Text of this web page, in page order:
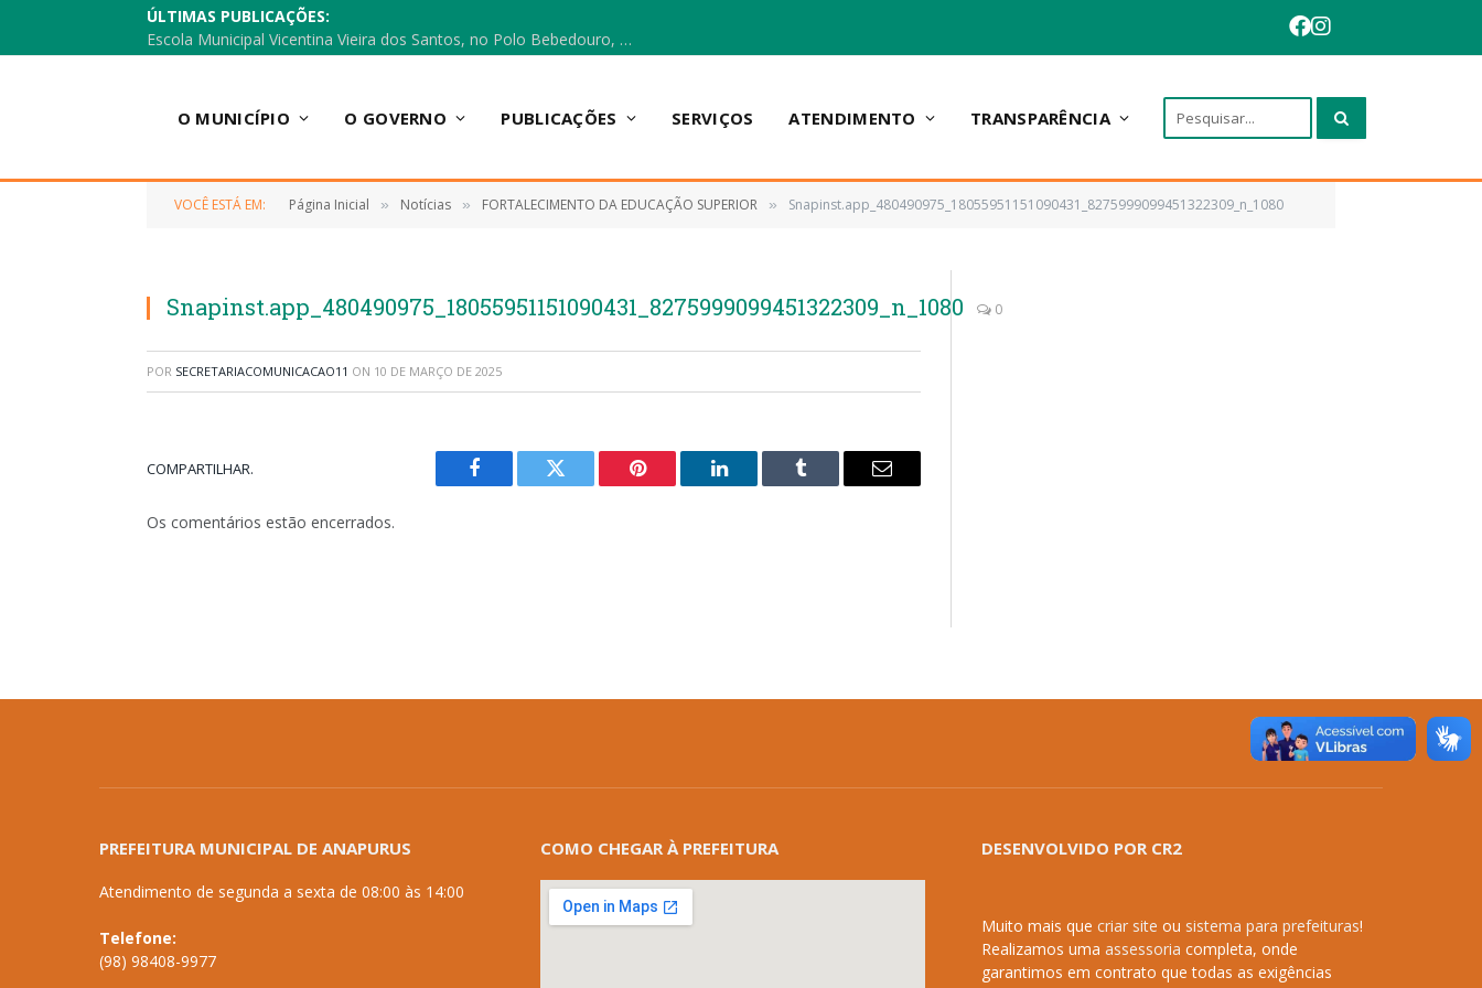
ÚLTIMAS PUBLICAÇÕES:
Escola Municipal Vicentina Vieira dos Santos, no Polo Bebedouro, recebeu materiais para a implantação do Cantinho da Leitura e da Sala Multidisciplinar.
O MUNICÍPIO O GOVERNO PUBLICAÇÕES SERVIÇOS ATENDIMENTO TRANSPARÊNCIA
VOCÊ ESTÁ EM: Página Inicial » Notícias » FORTALECIMENTO DA EDUCAÇÃO SUPERIOR » Snapinst.app_480490975_18055951151090431_8275999099451322309_n_1080
Snapinst.app_480490975_18055951151090431_8275999099451322309_n_1080 0
POR SECRETARIACOMUNICACAO11 ON 10 DE MARÇO DE 2025
COMPARTILHAR.
Facebook Twitter Pinterest LinkedIn Tumblr
E-
Os comentários estão encerrados.
PREFEITURA MUNICIPAL DE ANAPURUS
Atendimento de segunda a sexta de 08:00 às 14:00
Telefone:
(98) 98408-9977
COMO CHEGAR À PREFEITURA DESENVOLVIDO POR CR2
Muito mais que criar site ou sistema para prefeituras!
Realizamos uma assessoria completa, onde
garantimos em contrato que todas as exigências